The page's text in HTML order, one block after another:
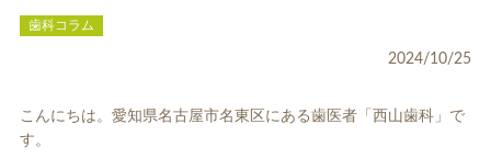
ホワイトニング
歯科コラム
2024/10/25
こんにちは。愛知県名古屋市名東区にある歯医者「西山歯科」で
す。